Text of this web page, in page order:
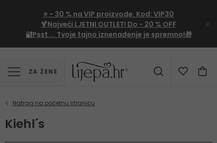
⭐ - 30 % na VIP proizvode. Kod: VIP30
🍹Najveći LJETNI OUTLET! Do - 20 % OFF
🔐Psst ... Tvoje tajno iznenađenje je spremno!🎁
ZA ŽENE
Kiehl´s